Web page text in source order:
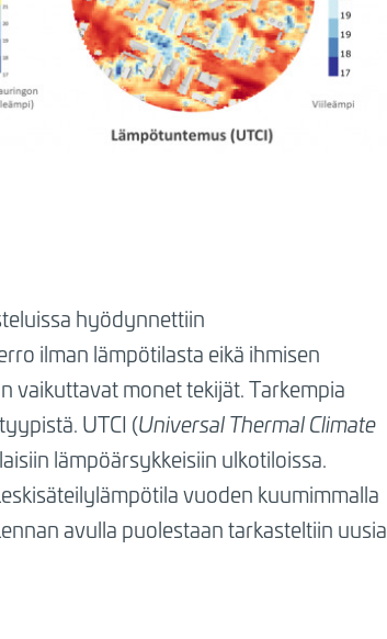
hyödynnettiin
ilman lämpötilasta eikä ihmisen
vaikuttavat monet tekijät. Tarkempia
UTCI (Universal Thermal Climate
lämpöärsykkeisiin ulkotiloissa.
vuoden kuumimmalla
avulla puolestaan tarkasteltiin uusia